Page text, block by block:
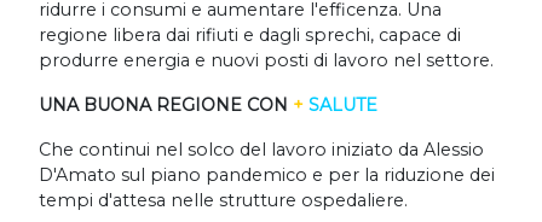
ridurre i consumi e aumentare l'efficenza. Una
regione libera dai rifiuti e dagli sprechi, capace di
produrre energia e nuovi posti di lavoro nel settore.
UNA BUONA REGIONE CON + SALUTE
Che continui nel solco del lavoro iniziato da Alessio
D'Amato sul piano pandemico e per la riduzione dei
tempi d'attesa nelle strutture ospedaliere.